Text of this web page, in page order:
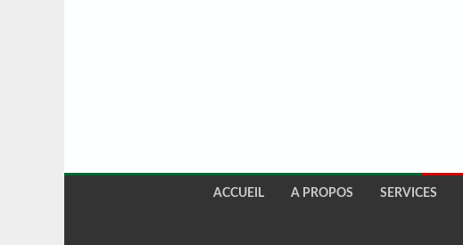
ACCUEIL A PROPOS SERVICES